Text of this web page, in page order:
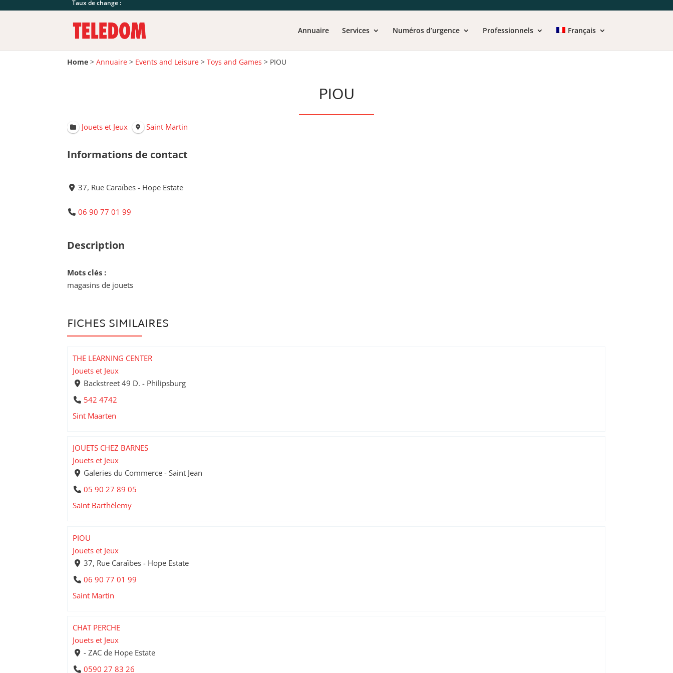
Taux de change :
Annuaire Services Numéros d’urgence Professionnels Français
Home >Annuaire > Events and Leisure >Toys and Games > PIOU
PIOU
Jouets et Jeux Saint Martin
Informations de contact
37, Rue Caraïbes - Hope Estate
06 90 77 01 99
Description
Mots clés :
magasins de jouets
FICHES SIMILAIRES
THE LEARNING CENTER
Jouets et Jeux
Backstreet 49 D. - Philipsburg
542 4742
Sint Maarten
JOUETS CHEZ BARNES
Jouets et Jeux
Galeries du Commerce - Saint Jean
05 90 27 89 05
Saint Barthélemy
PIOU
Jouets et Jeux
37, Rue Caraïbes - Hope Estate
06 90 77 01 99
Saint Martin
CHAT PERCHE
Jouets et Jeux
- ZAC de Hope Estate
0590 27 83 26